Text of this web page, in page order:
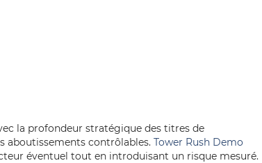
la profondeur stratégique des titres de
aboutissements contrôlables. Tower Rush Demo
éventuel tout en introduisant un risque mesuré.